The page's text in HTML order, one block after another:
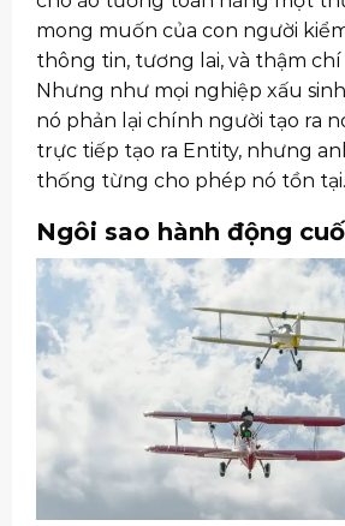
mong muốn của con người
thông tin, tương lai, và thậm chí
Nhưng như mọi nghiệp xấu
nó phản lại chính người tạo ra
trực tiếp tạo ra Entity, nhưng
thống từng cho phép nó tồn tại.
Ngôi sao hành động